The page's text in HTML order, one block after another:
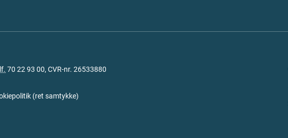
70 22 93 00, CVR-nr. 26533880
(ret samtykke)